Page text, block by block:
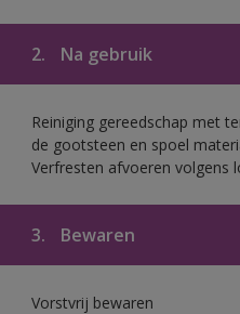
2. Na gebruik
Reiniging gereedschap met
de gootsteen en spoel
Verfresten afvoeren volgens
3. Bewaren
Vorstvrij bewaren